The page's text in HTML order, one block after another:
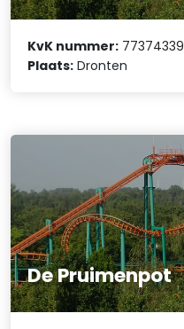
KvK nummer: 77374339
Plaats: Dronten
De Pruimenpot